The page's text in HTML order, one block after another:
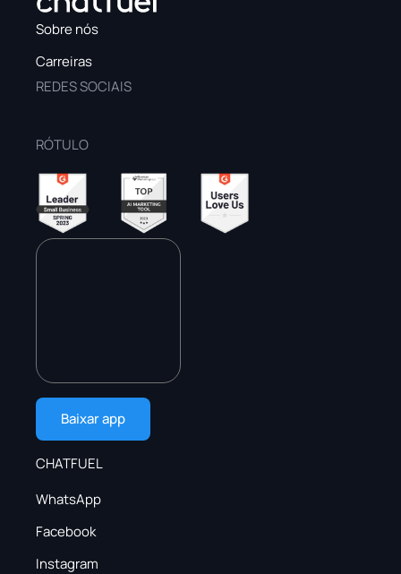
Sobre nós
Carreiras
REDES SOCIAIS
RÓTULO
Baixar app
CHATFUEL
WhatsApp
Facebook
Instagram